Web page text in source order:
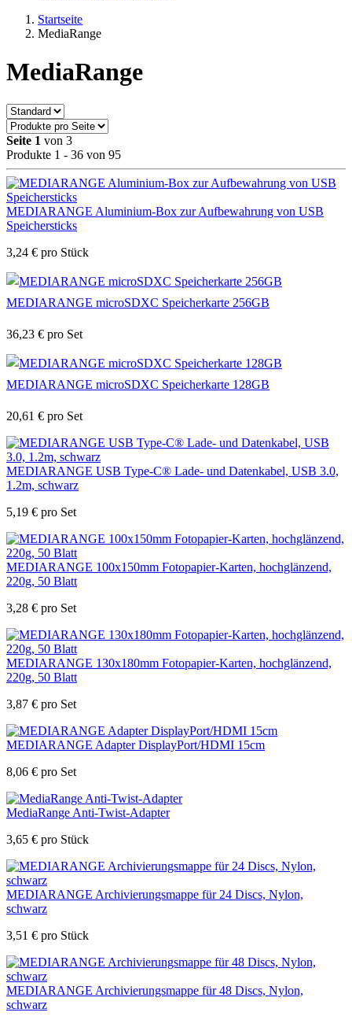
Startseite
MediaRange
MediaRange
Seite 1 von 3
Produkte 1 - 36 von 95
MEDIARANGE Aluminium-Box zur Aufbewahrung von USB
Speichersticks
3,24 € pro Stück
MEDIARANGE microSDXC Speicherkarte 256GB
36,23 € pro Set
MEDIARANGE microSDXC Speicherkarte 128GB
20,61 € pro Set
MEDIARANGE USB Type-C® Lade- und Datenkabel, USB 3.0,
1.2m, schwarz
5,19 € pro Set
MEDIARANGE 100x150mm Fotopapier-Karten, hochglänzend,
220g, 50 Blatt
3,28 € pro Set
MEDIARANGE 130x180mm Fotopapier-Karten, hochglänzend,
220g, 50 Blatt
3,87 € pro Set
MEDIARANGE Adapter DisplayPort/HDMI 15cm
8,06 € pro Set
MediaRange Anti-Twist-Adapter
3,65 € pro Stück
MEDIARANGE Archivierungsmappe für 24 Discs, Nylon,
schwarz
3,51 € pro Stück
MEDIARANGE Archivierungsmappe für 48 Discs, Nylon,
schwarz